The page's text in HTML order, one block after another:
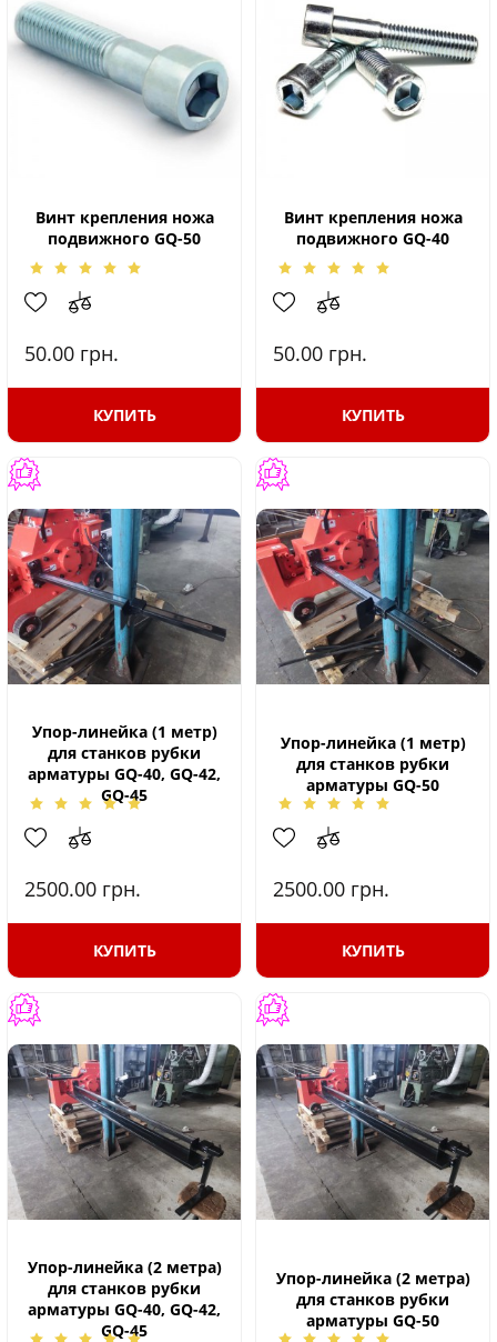
Винт крепления ножа
подвижного GQ-50
50.00 грн.
КУПИТЬ
Винт крепления ножа
подвижного GQ-40
50.00 грн.
КУПИТЬ
Упор-линейка (1 метр)
для станков рубки
арматуры GQ-40, GQ-42,
GQ-45
2500.00 грн.
КУПИТЬ
Упор-линейка (1 метр)
для станков рубки
арматуры GQ-50
2500.00 грн.
КУПИТЬ
Упор-линейка (2 метра)
для станков рубки
арматуры GQ-40, GQ-42,
GQ-45
Упор-линейка (2 метра)
для станков рубки
арматуры GQ-50